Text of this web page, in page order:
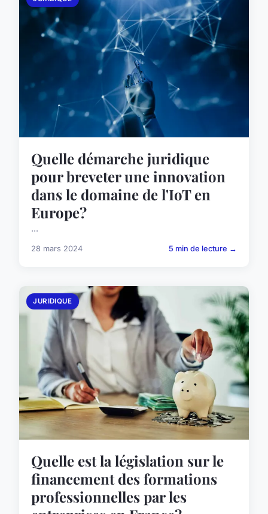
Quelle démarche juridique
pour breveter une innovation
dans le domaine de l'IoT en
Europe?
...
28 mars 2024 5 min de lecture →
JURIDIQUE
Quelle est la législation sur le
financement des formations
professionnelles par les